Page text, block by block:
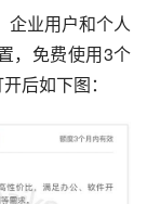
企业用户和个人
，免费使用3个
后如下图：